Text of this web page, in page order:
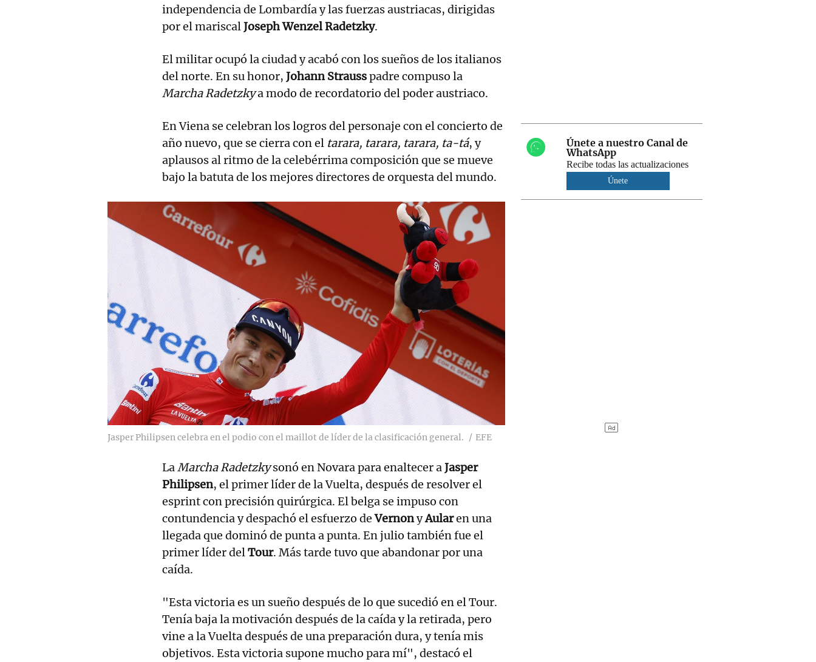
independencia de Lombardía y las fuerzas austriacas, dirigidas
por el mariscalJoseph Wenzel Radetzky.
El militar ocupó la ciudad y acabó con los sueños de los italianos
del norte. En su honor, Johann Strausspadre compuso la
Marcha Radetzkya modo de recordatorio del poder austriaco.
En Viena se celebran los logros del personaje con el concierto de
año nuevo, que se cierra con el tarara, tarara, tarara, ta-tá, y
aplausos al ritmo de la celebérrima composición que se mueve
bajo la batuta de los mejores directores de orquesta del mundo.
Jasper Philipsen celebra en el podio con el maillot de líder de la clasificación general. EFE
LaMarcha Radetzkysonó en Novara para enaltecer aJasper
Philipsen, el primer líder de la Vuelta, después de resolver el
esprint con precisión quirúrgica. El belga se impuso con
contundencia y despachó el esfuerzo deVernonyAularen una
llegada que dominó de punta a punta. En julio también fue el
primer líder delTour. Más tarde tuvo que abandonar por una
caída.
"Esta victoria es un sueño después de lo que sucedió en el Tour.
Tenía baja la motivación después de la caída y la retirada, pero
vine a la Vuelta después de una preparación dura, y tenía mis
objetivos. Esta victoria supone mucho para mí", destacó el
Únete a nuestro Canal de
WhatsApp
Recibe todas las actualizaciones
Únete